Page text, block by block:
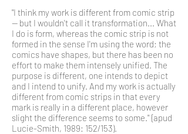
"I think my work is different from comic strip
— but I wouldn't call it transformation... What
I do is form, whereas the co­mic strip is not
formed in the sense I'm using the word; the
comics have shapes, but there has been no
effort to make them intensely unified. The
purpose is different, one intends to depict
and I intend to unify. And my work is actually
different from comic strips in that every
mark is really in a different place, however
slight the difference seems to some." {apud
Lucie-Smith, 1989: 152/153).